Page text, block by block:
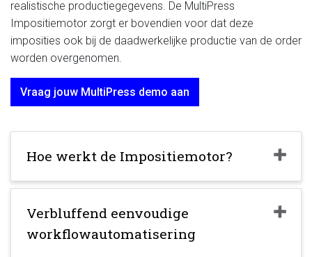
realistische productiegegevens. De MultiPress
Impositiemotor zorgt er bovendien voor dat deze
imposities ook bij de daadwerkelijke productie van de order
worden overgenomen.
Vraag jouw MultiPress demo aan
Hoe werkt de Impositiemotor?
Verbluffend eenvoudige
workflowautomatisering